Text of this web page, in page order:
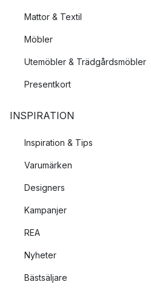
Mattor & Textil
Möbler
Utemöbler & Trädgårdsmöbler
Presentkort
INSPIRATION
Inspiration & Tips
Varumärken
Designers
Kampanjer
REA
Nyheter
Bästsäljare